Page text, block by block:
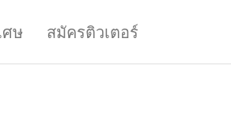
ศษ สมัครติวเตอร์